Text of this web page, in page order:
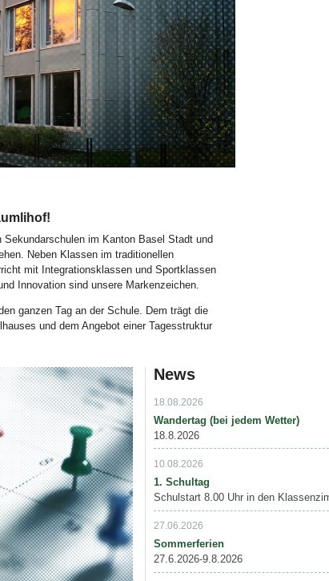
im Kanton Basel Stadt und
Neben Klassen im traditionellen
mit Integrationsklassen und Sportklassen
Innovation sind unsere Markenzeichen.
ganzen Tag an der Schule. Dem trägt die
und dem Angebot einer Tagesstruktur
News
18.08.2026
Wandertag (bei jedem Wetter)
18.8.2026
10.08.2026
1. Schultag
Schulstart 8.00 Uhr in den
27.06.2026
Sommerferien
27.6.2026-9.8.2026